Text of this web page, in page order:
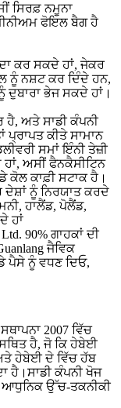
ਸਿਰਫ਼ ਨਮੂਨਾ
ਫੋਇਲ ਬੈਗ ਹੈ
ਕਰ ਸਕਦੇ ਹਾਂ, ਜੇਕਰ
ਨੂੰ ਨਸ਼ਟ ਕਰ ਦਿੰਦੇ ਹਨ,
ਦੁਬਾਰਾ ਭੇਜ ਸਕਦੇ ਹਾਂ।
ਹੈ, ਅਤੇ ਸਾਡੀ ਕੰਪਨੀ
ਕੀਤੇ ਸਾਮਾਨ
ਸਮਾਂ ਇੰਨੀ ਤੇਜ਼ੀ
ਅਸੀਂ ਫੈਨਕੈਸੀਟਿਨ
ਕੋਲ ਕਾਫ਼ੀ ਸਟਾਕ ਹੈ।
ਨੂੰ ਨਿਰਯਾਤ ਕਰਦੇ
ਹਾਲੈਂਡ, ਪੋਲੈਂਡ,
ਹਾਂ
90% ਗਾਹਕਾਂ ਦੀ
ਜੈਵਿਕ
ਪੈਸੇ ਨੂੰ ਵਧਣ ਦਿਓ,
2007 ਵਿੱਚ
ਹੈ, ਜੋ ਕਿ ਹੇਬੇਈ
ਹੇਬੇਈ ਦੇ ਵਿੱਚ ਹੱਬ
ਹੈ।ਸਾਡੀ ਕੰਪਨੀ ਖੋਜ
ਆਧੁਨਿਕ ਉੱਚ-ਤਕਨੀਕੀ